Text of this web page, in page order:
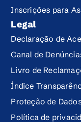
Inscrições para
Legal
Declaração de
Canal de
Livro de
Índice
Proteção de
Política de